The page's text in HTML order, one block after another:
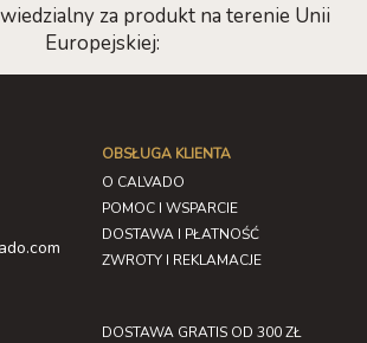
za produkt na terenie Unii
Europejskiej:
OBSŁUGA KLIENTA
O CALVADO
POMOC I WSPARCIE
DOSTAWA I PŁATNOŚĆ
ZWROTY I REKLAMACJE
DOSTAWA GRATIS OD 300 ZŁ